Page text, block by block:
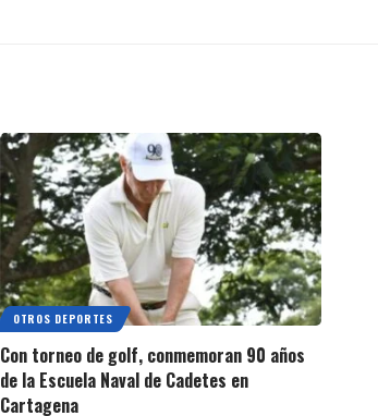
OTROS DEPORTES
Con torneo de golf, conmemoran 90 años
de la Escuela Naval de Cadetes en
Cartagena